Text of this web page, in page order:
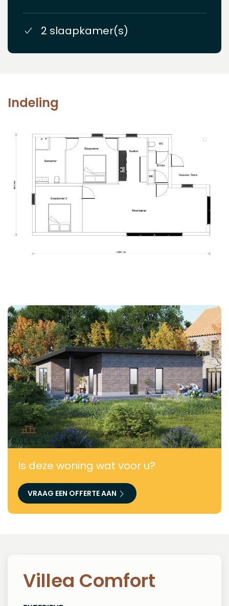
2 slaapkamer(s)
Indeling
Is deze woning wat voor u?
VRAAG EEN OFFERTE AAN
Villea Comfort